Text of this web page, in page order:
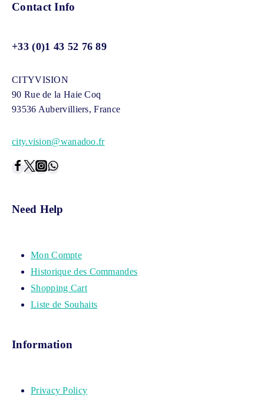
Contact Info
+33 (0)1 43 52 76 89
CITYVISION
90 Rue de la Haie Coq
93536 Aubervilliers, France
city.vision@wanadoo.fr
Need Help
Mon Compte
Historique des Commandes
Shopping Cart
Liste de Souhaits
Information
Privacy Policy